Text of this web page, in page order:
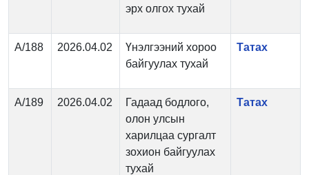
эрх олгох тухай
А/188 2026.04.02
Үнэлгээний хороо
байгуулах тухай
Татах
А/189 2026.04.02
Гадаад бодлого,
олон улсын
харилцаа сургалт
зохион байгуулах
тухай
Татах